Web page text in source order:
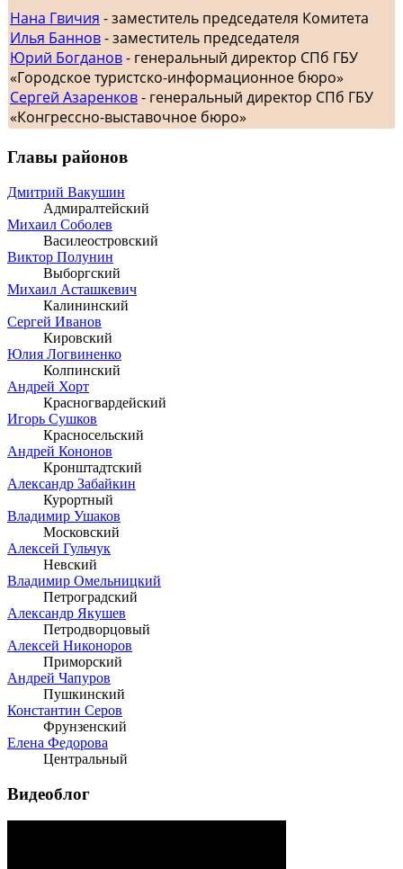
Нана Гвичия - заместитель председателя Комитета
Илья Баннов- заместитель председателя
Юрий Богданов- генеральный директор СПб ГБУ
«Городское туристско-информационное бюро»
Сергей Азаренков- генеральный директор СПб ГБУ
«Конгрессно-выставочное бюро»
Главы районов
Дмитрий Вакушин
Адмиралтейский
Михаил Соболев
Василеостровский
Виктор Полунин
Выборгский
Михаил Асташкевич
Калининский
Сергей Иванов
Кировский
Юлия Логвиненко
Колпинский
Андрей Хорт
Красногвардейский
Игорь Сушков
Красносельский
Андрей Кононов
Кронштадтский
Александр Забайкин
Курортный
Владимир Ушаков
Московский
Алексей Гульчук
Невский
Владимир Омельницкий
Петроградский
Александр Якушев
Петродворцовый
Алексей Никоноров
Приморский
Андрей Чапуров
Пушкинский
Константин Серов
Фрунзенский
Елена Федорова
Центральный
Видеоблог